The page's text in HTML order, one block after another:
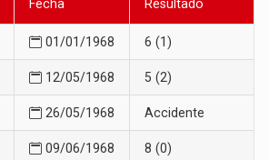
Fecha Resultado
01/01/1968 6 (1)
12/05/1968 5 (2)
26/05/1968 Accidente
09/06/1968 8 (0)